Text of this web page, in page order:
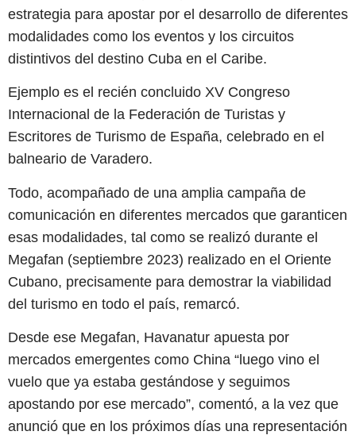
estrategia para apostar por el desarrollo de diferentes
modalidades como los eventos y los circuitos
distintivos del destino Cuba en el Caribe.
Ejemplo es el recién concluido XV Congreso
Internacional de la Federación de Turistas y
Escritores de Turismo de España, celebrado en el
balneario de Varadero.
Todo, acompañado de una amplia campaña de
comunicación en diferentes mercados que garanticen
esas modalidades, tal como se realizó durante el
Megafan (septiembre 2023) realizado en el Oriente
Cubano, precisamente para demostrar la viabilidad
del turismo en todo el país, remarcó.
Desde ese Megafan, Havanatur apuesta por
mercados emergentes como China “luego vino el
vuelo que ya estaba gestándose y seguimos
apostando por ese mercado”, comentó, a la vez que
anunció que en los próximos días una representación